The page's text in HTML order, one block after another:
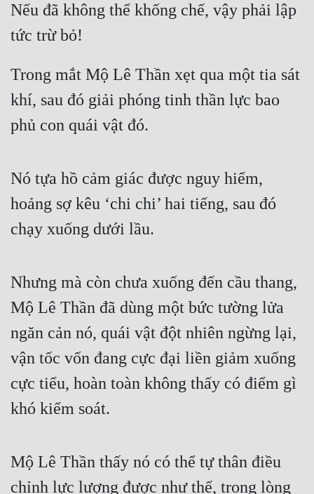
Nếu đã không thể khống chế, vậy phải lập
tức trừ bỏ!
Trong mắt Mộ Lê Thần xẹt qua một tia sát
khí, sau đó giải phóng tinh thần lực bao
phủ con quái vật đó.
Nó tựa hồ cảm giác được nguy hiểm,
hoảng sợ kêu ‘chi chi’ hai tiếng, sau đó
chạy xuống dưới lầu.
Nhưng mà còn chưa xuống đến cầu thang,
Mộ Lê Thần đã dùng một bức tường lửa
ngăn cản nó, quái vật đột nhiên ngừng lại,
vận tốc vốn đang cực đại liền giảm xuống
cực tiểu, hoàn toàn không thấy có điểm gì
khó kiểm soát.
Mộ Lê Thần thấy nó có thể tự thân điều
chỉnh lực lượng được như thế, trong lòng